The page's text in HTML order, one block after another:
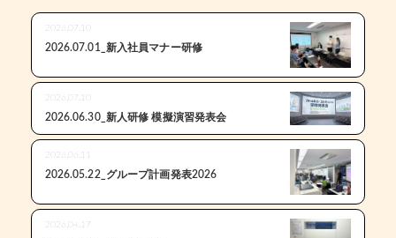
2026.07.10
2026.07.01_新入社員マナー研修
2026.07.10
2026.06.30_新人研修 模擬演習発表会
2026.06.11
2026.05.22_グループ計画発表2026
2026.04.17